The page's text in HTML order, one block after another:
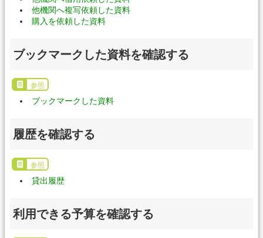
他機関へ複写依頼した資料
購入を依頼した資料
ブックマークした資料を確認する
参照
ブックマークした資料
履歴を確認する
参照
貸出履歴
利用できる予算を確認する